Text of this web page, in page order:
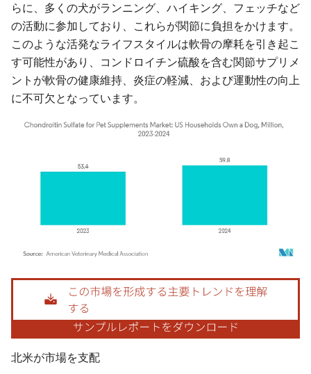
らに、多くの犬がランニング、ハイキング、フェッチなど
の活動に参加しており、これらが関節に負担をかけます。
このような活発なライフスタイルは軟骨の摩耗を引き起こ
す可能性があり、コンドロイチン硫酸を含む関節サプリメ
ントが軟骨の健康維持、炎症の軽減、および運動性の向上
に不可欠となっています。
画像 © Mordor Intelligence。再利用にはCC BY 4.0の表示が必要です。
北米が市場を支配